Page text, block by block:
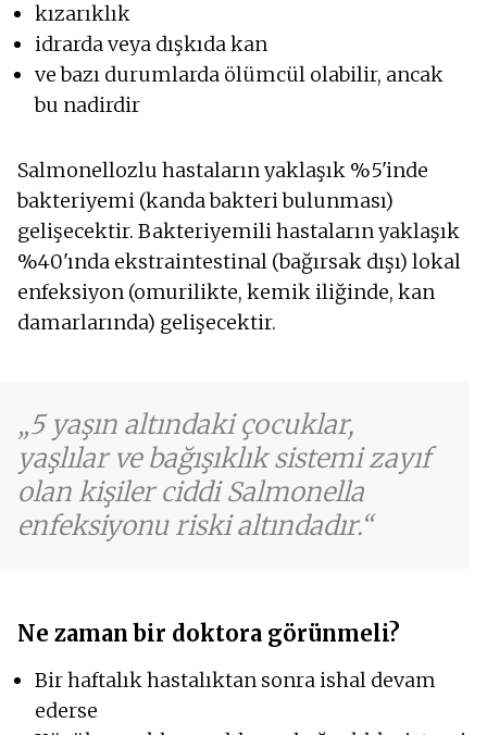
kızarıklık
idrarda veya dışkıda kan
ve bazı durumlarda ölümcül olabilir, ancak
bu nadirdir
Salmonellozlu hastaların yaklaşık %5'inde
bakteriyemi (kanda bakteri bulunması)
gelişecektir. Bakteriyemili hastaların yaklaşık
%40'ında ekstraintestinal (bağırsak dışı) lokal
enfeksiyon (omurilikte, kemik iliğinde, kan
damarlarında) gelişecektir.
5 yaşın altındaki çocuklar,
yaşlılar ve bağışıklık sistemi zayıf
olan kişiler ciddi Salmonella
enfeksiyonu riski altındadır.
Ne zaman bir doktora görünmeli?
Bir haftalık hastalıktan sonra ishal devam
ederse